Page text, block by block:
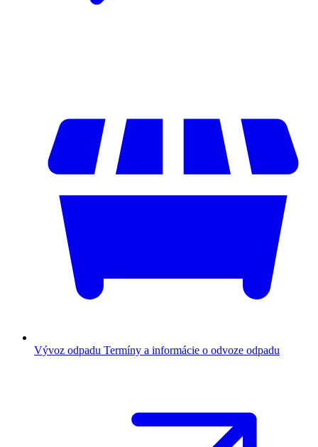
Vývoz odpadu Termíny a informácie o odvoze odpadu